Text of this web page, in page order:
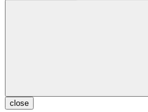
close